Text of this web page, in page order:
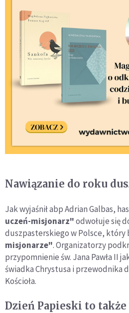
Nawiązanie do roku
Jak wyjaśnił abp Adrian Galbas,
uczeń-misjonarz"odwołuje się
duszpasterskiego w Polsce, który
misjonarze". Organizatorzy
przypomnienie św. Jana Pawła II
świadka Chrystusa i przewodnika
Kościoła.
Dzień Papieski to